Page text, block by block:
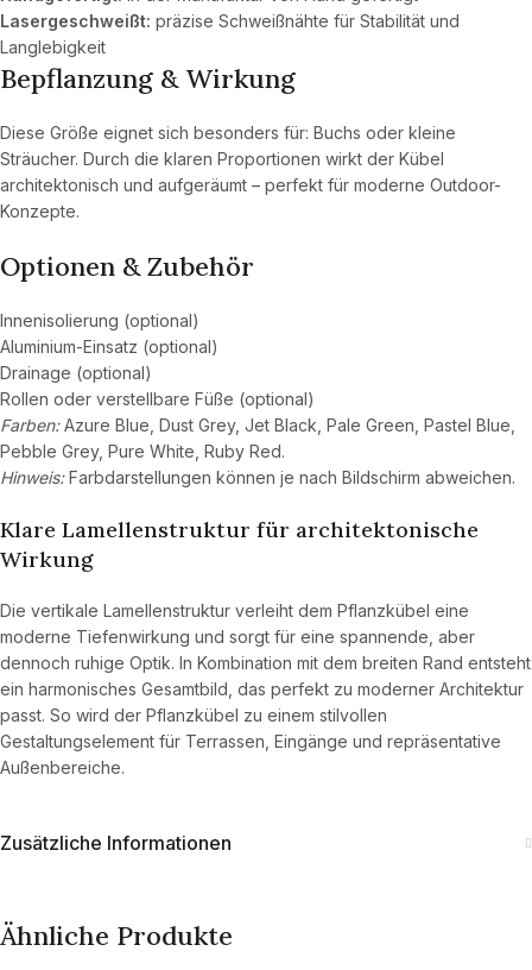
Lasergeschweißt: präzise Schweißnähte für Stabilität und
Langlebigkeit
Bepflanzung & Wirkung
Diese Größe eignet sich besonders für: Buchs oder kleine
Sträucher. Durch die klaren Proportionen wirkt der Kübel
architektonisch und aufgeräumt – perfekt für moderne Outdoor-
Konzepte.
Optionen & Zubehör
Innenisolierung (optional)
Aluminium-Einsatz (optional)
Drainage (optional)
Rollen oder verstellbare Füße (optional)
Farben:Azure Blue, Dust Grey, Jet Black, Pale Green, Pastel Blue,
Pebble Grey, Pure White, Ruby Red.
Hinweis:Farbdarstellungen können je nach Bildschirm abweichen.
Klare Lamellenstruktur für architektonische
Wirkung
Die vertikale Lamellenstruktur verleiht dem Pflanzkübel eine
moderne Tiefenwirkung und sorgt für eine spannende, aber
dennoch ruhige Optik. In Kombination mit dem breiten Rand entsteht
ein harmonisches Gesamtbild, das perfekt zu moderner Architektur
passt. So wird der Pflanzkübel zu einem stilvollen
Gestaltungselement für Terrassen, Eingänge und repräsentative
Außenbereiche.
Zusätzliche Informationen
Ähnliche Produkte